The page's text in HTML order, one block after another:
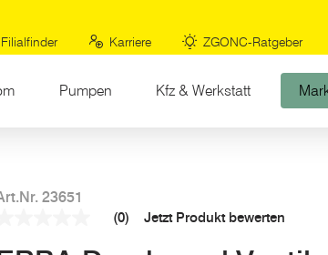
Filialfinder Karriere ZGONC-Ratgeber
Pumpen Kfz & Werkstatt
23651
(0) Jetzt Produkt bewerten